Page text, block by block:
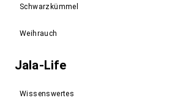
Schwarzkümmel
Weihrauch
Jala-Life
Wissenswertes